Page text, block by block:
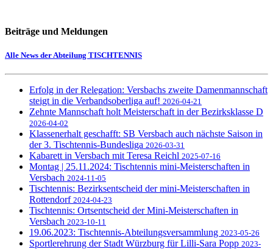
Beiträge und Meldungen
Alle News der Abteilung TISCHTENNIS
Erfolg in der Relegation: Versbachs zweite Damenmannschaft
steigt in die Verbandsoberliga auf! 2026-04-21
Zehnte Mannschaft holt Meisterschaft in der Bezirksklasse D
2026-04-02
Klassenerhalt geschafft: SB Versbach auch nächste Saison in
der 3. Tischtennis-Bundesliga 2026-03-31
Kabarett in Versbach mit Teresa Reichl 2025-07-16
Montag | 25.11.2024: Tischtennis mini-Meisterschaften in
Versbach 2024-11-05
Tischtennis: Bezirksentscheid der mini-Meisterschaften in
Rottendorf 2024-04-23
Tischtennis: Ortsentscheid der Mini-Meisterschaften in
Versbach 2023-10-11
19.06.2023: Tischtennis-Abteilungsversammlung 2023-05-26
Sportlerehrung der Stadt Würzburg für Lilli-Sara Popp 2023-